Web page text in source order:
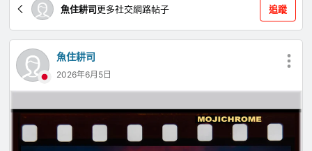
魚住耕司更多社交網路帖子 追蹤
魚住耕司
2026年6月5日